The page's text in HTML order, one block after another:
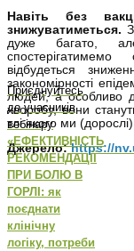
Навіть без
знижуватиметься.
дуже багато,
спостерігатимемо
відбудеться
закономірності
людей, а особливо
хворобу, вони
тлі якого ми
Джерело: https://
Приєднуйтесь
до учасників
вебінару
«ЕФЕКТИВНІСТЬ
РЕКОМЕНДАЦІЇ
ПРИ БОЛЮ В
ГОРЛІ: як
поєднати
клінічну
логіку, потреби